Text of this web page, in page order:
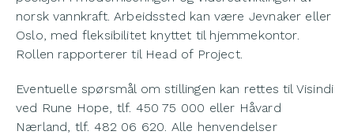
norsk vannkraft. Arbeidssted kan være Jevnaker eller
Oslo, med fleksibilitet knyttet til hjemmekontor.
Rollen rapporterer til Head of Project.
Eventuelle spørsmål om stillingen kan rettes til Visindi
ved Rune Hope, tlf. 450 75 000 eller Håvard
Nærland, tlf. 482 06 620. Alle henvendelser